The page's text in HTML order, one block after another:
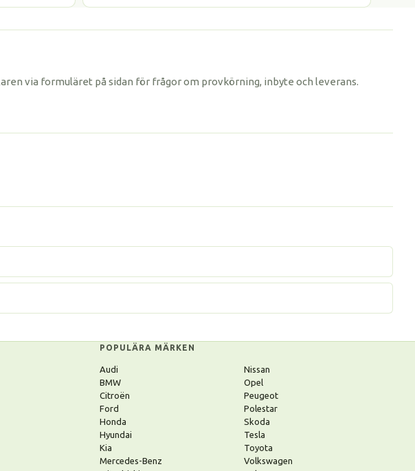
via formuläret på sidan för frågor om provkörning, inbyte och leverans.
POPULÄRA MÄRKEN
Audi
BMW
Citroën
Ford
Honda
Hyundai
Kia
Mercedes-Benz
Nissan
Opel
Peugeot
Polestar
Skoda
Tesla
Toyota
Volkswagen